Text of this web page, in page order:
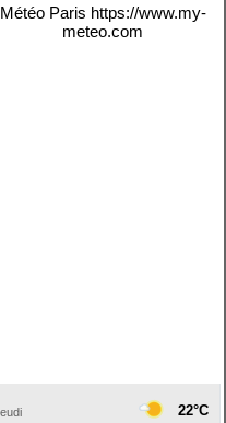
Météo Paris https://www.my-
meteo.com